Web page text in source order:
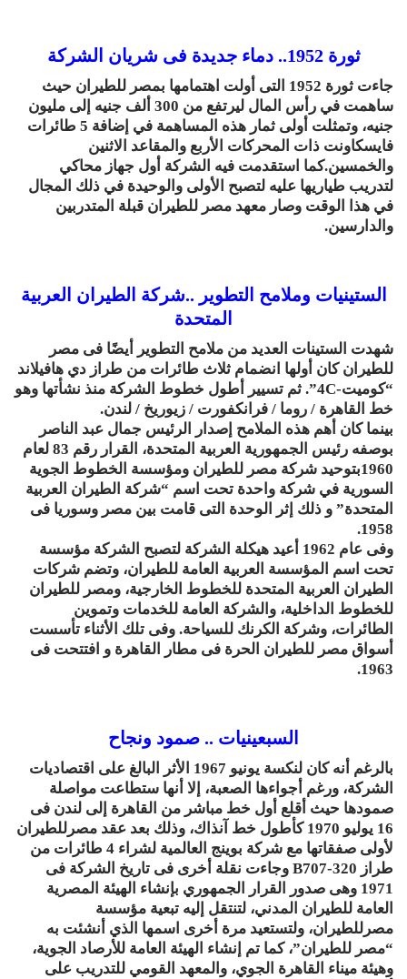
ثورة 1952.. دماء جديدة فى شريان الشركة
جاءت ثورة 1952 التى أولت اهتمامها بمصر للطيران حيث
ساهمت في رأس المال ليرتفع من 300 ألف جنيه إلى مليون
جنيه، وتمثلت أولى ثمار هذه المساهمة في إضافة 5 طائرات
فايسكاونت ذات المحركات الأربع والمقاعد الاثنين
والخمسين.كما استقدمت فيه الشركة أول جهاز محاكي
لتدريب طياريها عليه لتصبح الأولى والوحيدة في ذلك المجال
في هذا الوقت وصار معهد مصر للطيران قبلة المتدربين
والدارسين.
الستينيات وملامح التطوير ..شركة الطيران العربية
المتحدة
شهدت الستينات العديد من ملامح التطوير أيضًا فى مصر
للطيران كان أولها انضمام ثلاث طائرات من طراز دي هافيلاند
“كوميت-4C”. ثم تسيير أطول خطوط الشركة منذ نشأتها وهو
خط القاهرة / روما / فرانكفورت / زيوريخ / لندن.
بينما كان أهم هذه الملامح إصدار الرئيس جمال عبد الناصر
بوصفه رئيس الجمهورية العربية المتحدة، القرار رقم 83 لعام
1960بتوحيد شركة مصر للطيران ومؤسسة الخطوط الجوية
السورية في شركة واحدة تحت اسم “شركة الطيران العربية
المتحدة” و ذلك إثر الوحدة التى قامت بين مصر وسوريا فى
1958.
وفى عام 1962 أعيد هيكلة الشركة لتصبح الشركة مؤسسة
تحت اسم المؤسسة العربية العامة للطيران، وتضم شركات
الطيران العربية المتحدة للخطوط الخارجية، ومصر للطيران
للخطوط الداخلية، والشركة العامة للخدمات وتموين
الطائرات، وشركة الكرنك للسياحة. وفى تلك الأثناء تأسست
أسواق مصر للطيران الحرة فى مطار القاهرة و افتتحت فى
1963.
السبعينيات .. صمود ونجاح
بالرغم أنه كان لنكسة يونيو 1967 الأثر البالغ على اقتصاديات
الشركة، ورغم أجواءها الصعبة، إلا أنها ستطاعت مواصلة
صمودها حيث أقلع أول خط مباشر من القاهرة إلى لندن فى
16 يوليو 1970 كأطول خط آنذاك، وذلك بعد عقد مصرللطيران
لأولى صفقاتها مع شركة بوينج العالمية لشراء 4 طائرات من
طراز B707-320 وجاءت نقلة أخرى فى تاريخ الشركة فى
1971 وهى صدور القرار الجمهوري بإنشاء الهيئة المصرية
العامة للطيران المدني، لتنتقل إليه تبعية مؤسسة
مصرللطيران، ولتستعيد مرة أخرى اسمها الذي أنشئت به
“مصر للطيران”، كما تم إنشاء الهيئة العامة للأرصاد الجوية،
وهيئة ميناء القاهرة الجوي، والمعهد القومي للتدريب على